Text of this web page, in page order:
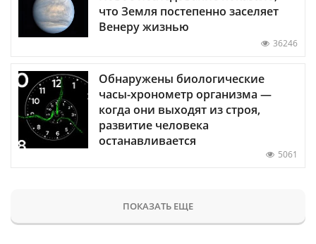
что Земля постепенно заселяет
Венеру жизнью
36246
Обнаружены биологические
часы-хронометр организма —
когда они выходят из строя,
развитие человека
останавливается
5061
ПОКАЗАТЬ ЕЩЕ